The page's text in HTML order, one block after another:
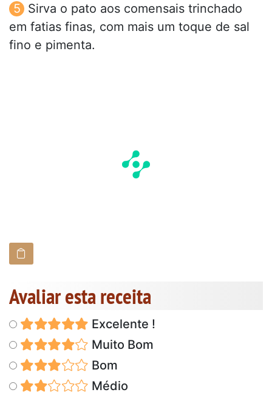
Sirva o pato aos comensais trinchado
em fatias finas, com mais um toque de sal
fino e pimenta.
Avaliar esta receita
Excelente !
Muito Bom
Bom
Médio